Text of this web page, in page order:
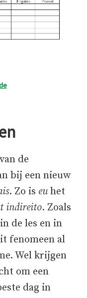
de
bij een nieuw
. Zo is euhet
indireito. Zoals
de les en in
fenomeen al
Wel krijgen
om een
dag in